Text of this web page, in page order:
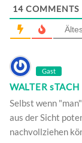
14 COMMENTS
Gast
WALTER sTACH
Selbst wenn
aus der Sicht
nachvollziehen